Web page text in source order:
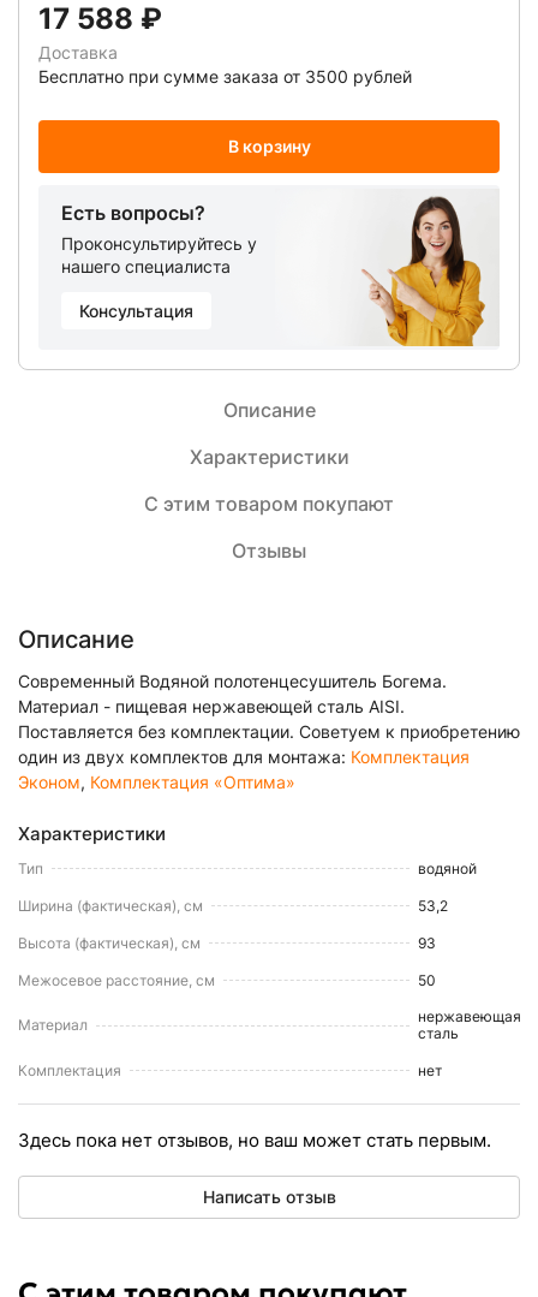
17 588 ₽
Доставка
Бесплатно при сумме заказа от 3500 рублей
В корзину
Есть вопросы?
Проконсультируйтесь у
нашего специалиста
Консультация
Описание
Характеристики
С этим товаром покупают
Отзывы
Описание
Современный Водяной полотенцесушитель Богема.
Материал - пищевая нержавеющей сталь AISI.
Поставляется без комплектации. Советуем к приобретению
один из двух комплектов для монтажа: Комплектация
Эконом, Комплектация «Оптима»
Характеристики
Тип водяной
Ширина (фактическая), см 53,2
Высота (фактическая), см 93
Межосевое расстояние, см 50
Материал
нержавеющая
сталь
Комплектация нет
Здесь пока нет отзывов, но ваш может стать первым.
Написать отзыв